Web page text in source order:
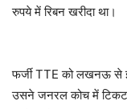
रुपये में रिबन खरीदा था।
फर्जी TTE को लखनऊ से
उसने जनरल कोच में